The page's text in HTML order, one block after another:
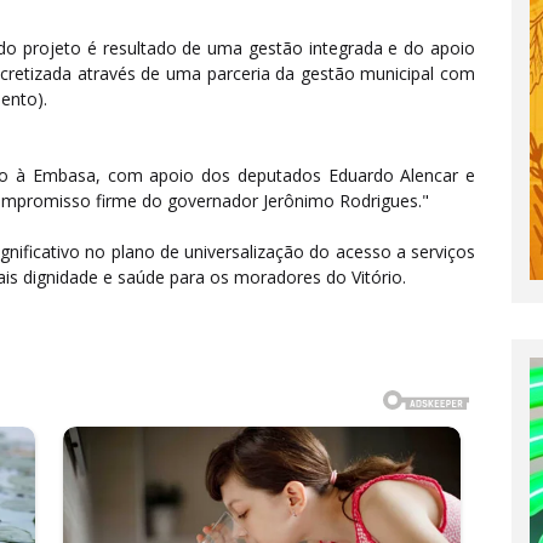
projeto é resultado de uma gestão integrada e do apoio
através de uma parceria da gestão municipal com
Embasa, com apoio dos deputados Eduardo Alencar e
firme do governador Jerônimo Rodrigues."
no plano de universalização do acesso a serviços
dignidade e saúde para os moradores do Vitório.